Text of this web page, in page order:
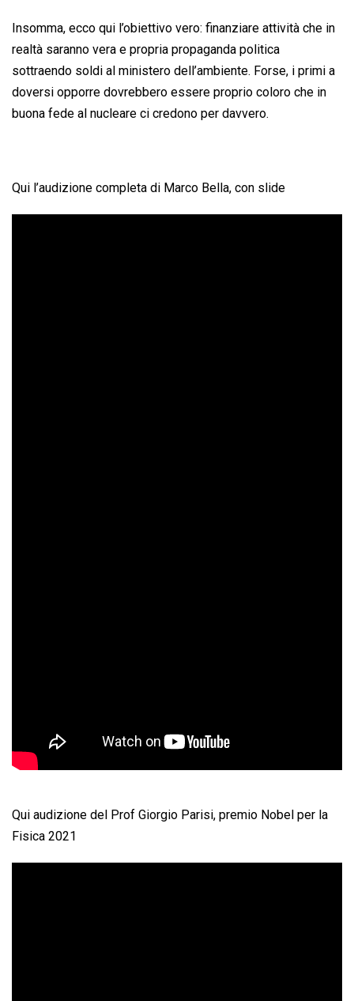
Insomma, ecco qui l’obiettivo vero: finanziare attività che in
realtà saranno vera e propria propaganda politica
sottraendo soldi al ministero dell’ambiente. Forse, i primi a
doversi opporre dovrebbero essere proprio coloro che in
buona fede al nucleare ci credono per davvero.
Qui l’audizione completa di Marco Bella, con slide
Qui audizione del Prof Giorgio Parisi, premio Nobel per la
Fisica 2021